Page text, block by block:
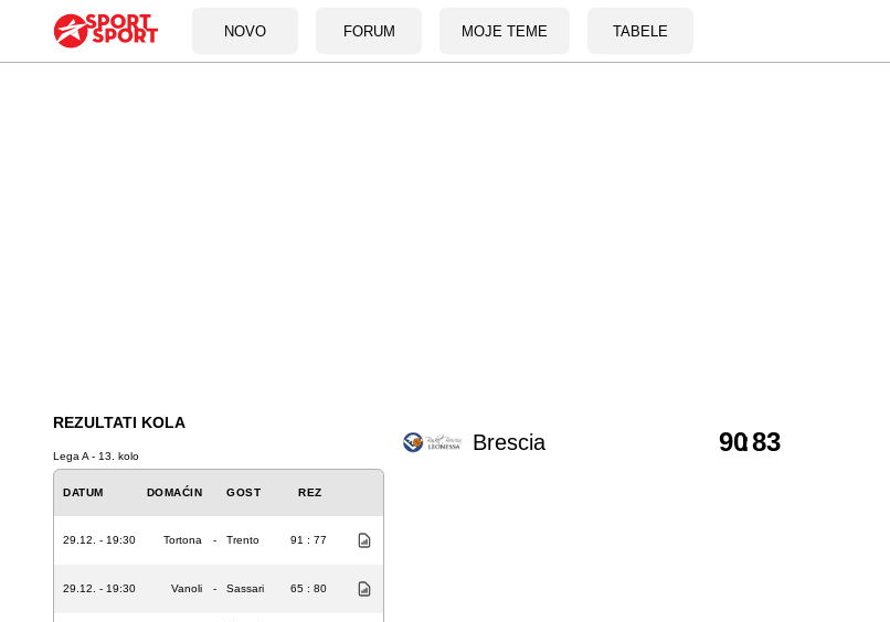
NOVO FORUM MOJE TEME TABELE
REZULTATI KOLA
Lega A - 13. kolo
DATUM DOMAĆIN GOST REZ
29.12. - 19:30 Tortona - Trento 91 : 77
29.12. - 19:30 Vanoli - Sassari 65 : 80
Brescia 90
:83